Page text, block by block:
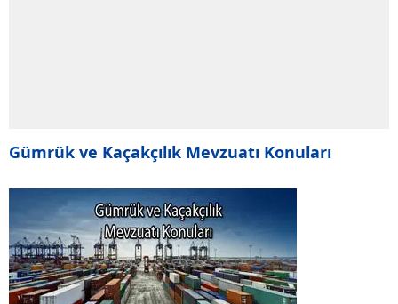
Gümrük ve Kaçakçılık Mevzuatı Konuları